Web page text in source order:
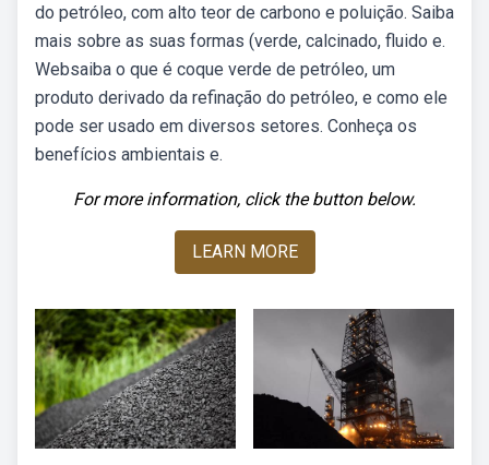
do petróleo, com alto teor de carbono e poluição. Saiba
mais sobre as suas formas (verde, calcinado, fluido e.
Websaiba o que é coque verde de petróleo, um
produto derivado da refinação do petróleo, e como ele
pode ser usado em diversos setores. Conheça os
benefícios ambientais e.
For more information, click the button below.
LEARN MORE